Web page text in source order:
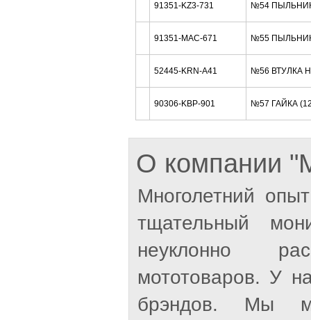
91351-KZ3-731 №54 ПЫЛЬНИК
91351-MAC-671 №55 ПЫЛЬНИК
52445-KRN-A41 №56 ВТУЛКА
90306-KBP-901 №57 ГАЙКА
О компании
Многолетний
тщательный
неуклонно
мототоваров. У
брэндов. Мы